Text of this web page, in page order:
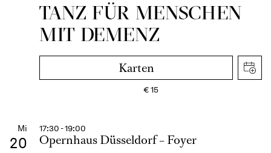
TANZ FÜR MENSCHEN
MIT DEMENZ
Karten
€15
Mi
20
17:30 - 19:00
Opernhaus Düsseldorf – Foyer